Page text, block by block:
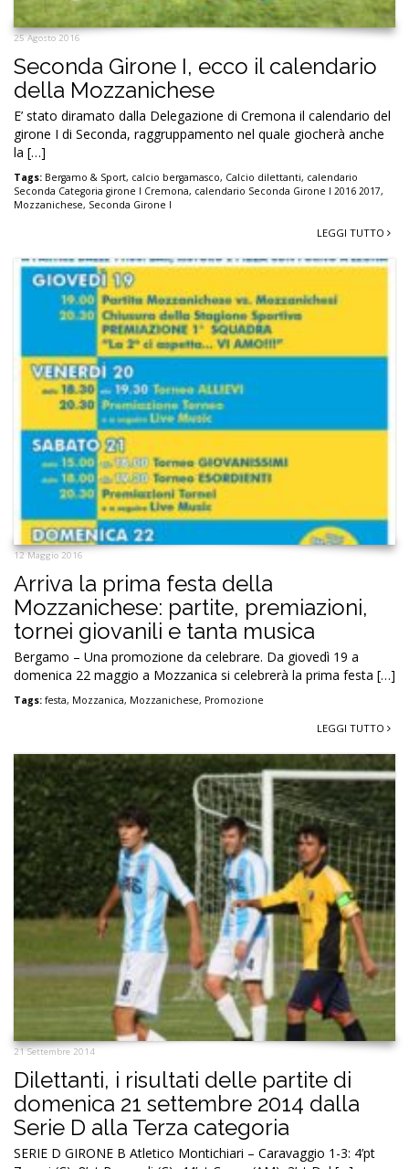
25 Agosto 2016
Seconda Girone I, ecco il calendario
della Mozzanichese
E’ stato diramato dalla Delegazione di Cremona il calendario del
girone I di Seconda, raggruppamento nel quale giocherà anche
la […]
Tags: Bergamo & Sport, calcio bergamasco, Calcio dilettanti, calendario
Seconda Categoria girone I Cremona, calendario Seconda Girone I 2016 2017,
Mozzanichese, Seconda Girone I
LEGGI TUTTO
12 Maggio 2016
Arriva la prima festa della
Mozzanichese: partite, premiazioni,
tornei giovanili e tanta musica
Bergamo – Una promozione da celebrare. Da giovedì 19 a
domenica 22 maggio a Mozzanica si celebrerà la prima festa […]
Tags: festa, Mozzanica, Mozzanichese, Promozione
LEGGI TUTTO
21 Settembre 2014
Dilettanti, i risultati delle partite di
domenica 21 settembre 2014 dalla
Serie D alla Terza categoria
SERIE D GIRONE B Atletico Montichiari – Caravaggio 1-3: 4’pt